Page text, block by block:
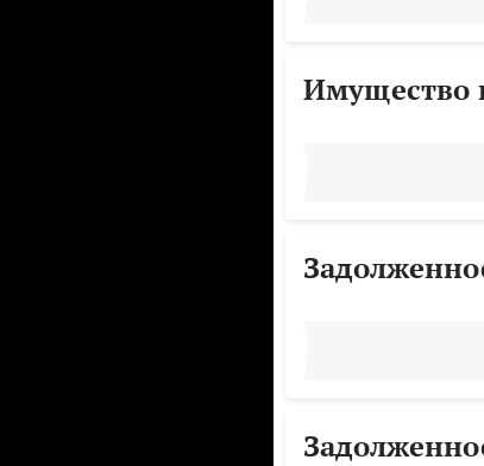
Имущество